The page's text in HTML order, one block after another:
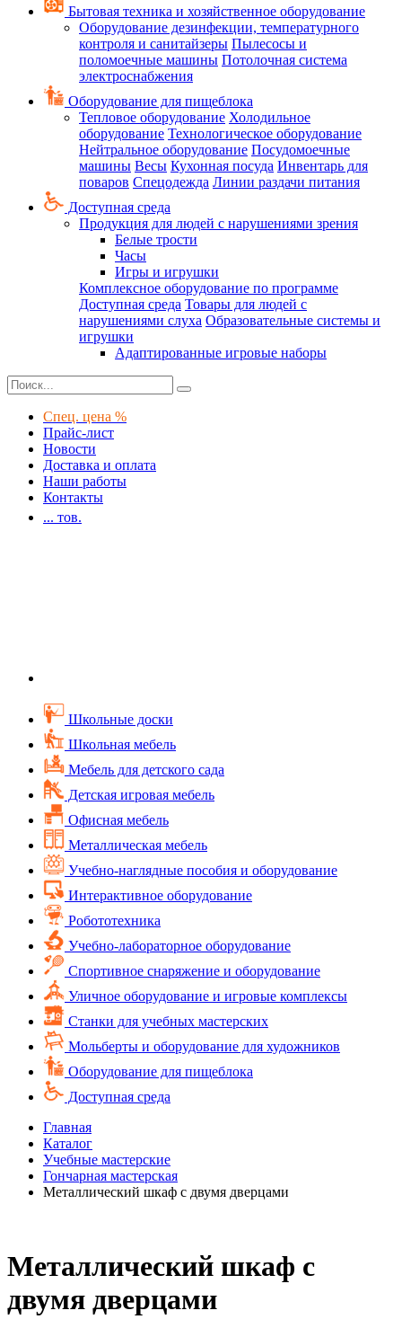
Бытовая техника и хозяйственное оборудование
Оборудование дезинфекции, температурного
контроля и санитайзеры Пылесосы и
поломоечные машины Потолочная система
электроснабжения
Оборудование для пищеблока
Тепловое оборудование Холодильное
оборудование Технологическое оборудование
Нейтральное оборудование Посудомоечные
машины Весы Кухонная посуда Инвентарь для
поваров Спецодежда Линии раздачи питания
Доступная среда
Продукция для людей с нарушениями зрения
Белые трости
Часы
Игры и игрушки
Комплексное оборудование по программе
Доступная среда Товары для людей с
нарушениями слуха Образовательные системы и
игрушки
Адаптированные игровые наборы
Спец. цена %
Прайс-лист
Новости
Доставка и оплата
Наши работы
Контакты
... тов.
Школьные доски
Школьная мебель
Мебель для детского сада
Детская игровая мебель
Офисная мебель
Металлическая мебель
Учебно-наглядные пособия и оборудование
Интерактивное оборудование
Робототехника
Учебно-лабораторное оборудование
Спортивное снаряжение и оборудование
Уличное оборудование и игровые комплексы
Cтанки для учебных мастерских
Мольберты и оборудование для художников
Оборудование для пищеблока
Доступная среда
Главная
Каталог
Учебные мастерские
Гончарная мастерская
Металлический шкаф с двумя дверцами
Металлический шкаф с
двумя дверцами